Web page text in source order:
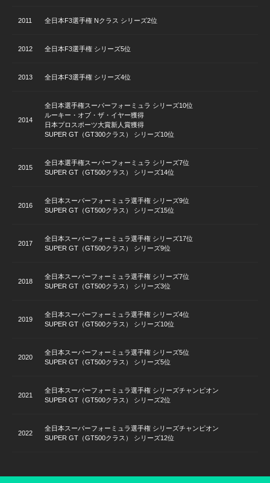
2011 全日本F3選手権 Nクラス シリーズ2位
2012 全日本F3選手権 シリーズ5位
2013 全日本F3選手権 シリーズ4位
2014
全日本選手権スーパーフォーミュラ シリーズ10位
ルーキー・オブ・ザ・イヤー獲得
日本プロスポーツ大賞新人賞獲得
SUPER GT（GT300クラス） シリーズ10位
2015
全日本選手権スーパーフォーミュラ シリーズ7位
SUPER GT（GT500クラス） シリーズ14位
2016
全日本スーパーフォーミュラ選手権 シリーズ9位
SUPER GT（GT500クラス） シリーズ15位
2017
全日本スーパーフォーミュラ選手権 シリーズ17位
SUPER GT（GT500クラス） シリーズ9位
2018
全日本スーパーフォーミュラ選手権 シリーズ7位
SUPER GT（GT500クラス） シリーズ3位
2019
全日本スーパーフォーミュラ選手権 シリーズ4位
SUPER GT（GT500クラス） シリーズ10位
2020
全日本スーパーフォーミュラ選手権 シリーズ5位
SUPER GT（GT500クラス） シリーズ5位
2021
全日本スーパーフォーミュラ選手権 シリーズチャンピオン
SUPER GT（GT500クラス） シリーズ2位
2022
全日本スーパーフォーミュラ選手権 シリーズチャンピオン
SUPER GT（GT500クラス） シリーズ12位